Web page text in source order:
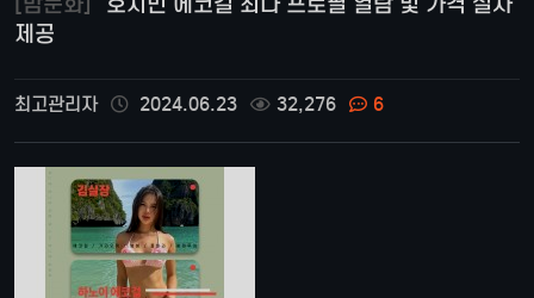
제공
최고관리자 2024.06.23 32,276 6